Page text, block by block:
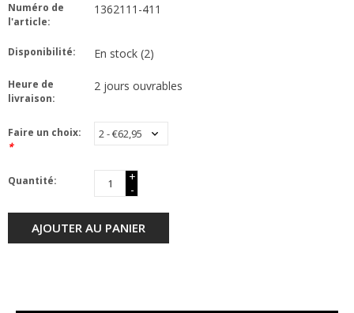
Numéro de
l'article:
1362111-411
Disponibilité: En stock (2)
Heure de
livraison:
2 jours ouvrables
Faire un choix:
*
Quantité:
+
-
AJOUTER AU PANIER